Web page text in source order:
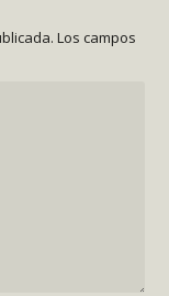
Los campos